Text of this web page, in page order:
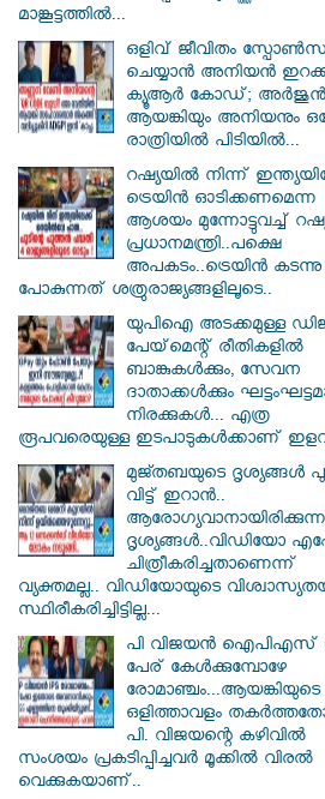
മാങ്കൂട്ടത്തിൽ...
ഒളിവ് ജീവിതം
ചെയ്യാൻ അനിയൻ
ക്യൂആർ കോഡ്; അർജുൻ
ആയങ്കിയും അനിയനും
രാത്രിയിൽ പിടിയിൽ...
റഷ്യയിൽ നിന്ന്
ട്രെയിൻ ഓടിക്കണമെന്ന
ആശയം മുന്നോട്ടുവച്ച്
പ്രധാനമന്ത്രി..പക്ഷെ
അപകടം..ട്രെയിൻ കടന്നു
പോകുന്നത് ശത്രുരാജ്യങ്ങളിലൂടെ..
യുപിഐ അടക്കമുള്ള
പേയ്‌മെന്റ് രീതികളില്‍
ബാങ്കുകള്‍ക്കും, സേവന
ദാതാക്കള്‍ക്കും
നിരക്കുകള്‍... എത്ര
രൂപവരെയുള്ള ഇടപാടുകള്‍ക്കാണ്
മുജ്തബയുടെ ദൃശ്യങ്ങൾ
വിട്ട് ഇറാൻ..
ആരോഗ്യവാനായിരിക്കുന്ന
ദൃശ്യങ്ങൾ..വിഡിയോ
ചിത്രീകരിച്ചതാണെന്ന്
വ്യക്തമല്ല.. വിഡിയോയുടെ
സ്ഥിരീകരിച്ചിട്ടില്ല...
പി വിജയന്‍
പേര് കേൾക്കുമ്പോഴേ
രോമാഞ്ചം...ആയങ്കിയുടെ
ഒളിത്താവളം
പി. വിജയന്റെ കഴിവില്‍
സംശയം പ്രകടിപ്പിച്ചവര്‍ മൂക്കില്‍ വിരല്‍
വെക്കുകയാണ്..